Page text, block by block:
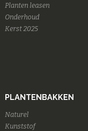
Planten leasen
Onderhoud
Kerst 2025
PLANTENBAKKEN
Naturel
Kunststof